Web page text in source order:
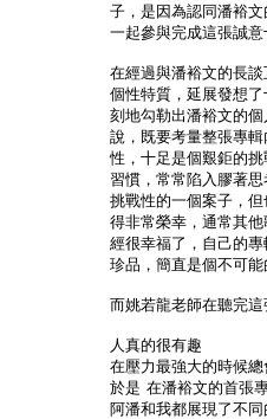
子，是因為認同潘裕
一起參與完成這張誠
在經過與潘裕文的長
個性特質，延展發想
刻地勾勒出潘裕文的
說，既要考量整張專
性，十足是個艱鉅的
習慣，常常陷入膠著
挑戰性的一個案子，
得非常榮幸，通常其
經很幸福了，自己的
珍品，簡直是個不可
而姚若龍老師在聽完
人真的很有趣
在壓力最強大的時候
於是 在潘裕文的首張
阿潘和我都展現了不